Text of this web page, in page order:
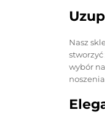
Nasz
wybór